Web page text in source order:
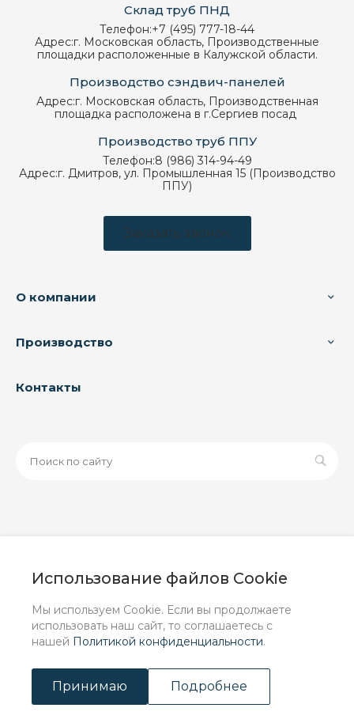
Использование файлов Cookie
Мы используем Cookie. Если вы продолжаете
использовать наш сайт, то соглашаетесь с
нашей Политикой конфиденциальности.
Принимаю Подробнее
Склад труб ПНД
Телефон:+7 (495) 777-18-44
Адрес:г. Московская область, Производственные
площадки расположенные в Калужской области.
Производство сэндвич-панелей
Адрес:г. Московская область, Производственная
площадка расположена в г.Сергиев посад
Производство труб ППУ
Телефон:8 (986) 314-94-49
Адрес:г. Дмитров, ул. Промышленная 15 (Производство
ППУ)
Заказать звонок
О компании
Производство
Контакты
информационный характер и ни при каких условиях не
положениями Статьи 437 (2) ГК РФ.